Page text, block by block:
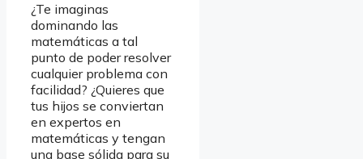
¿Te imaginas
dominando las
matemáticas a tal
punto de poder resolver
cualquier problema con
facilidad? ¿Quieres que
tus hijos se conviertan
en expertos en
matemáticas y tengan
una base sólida para su